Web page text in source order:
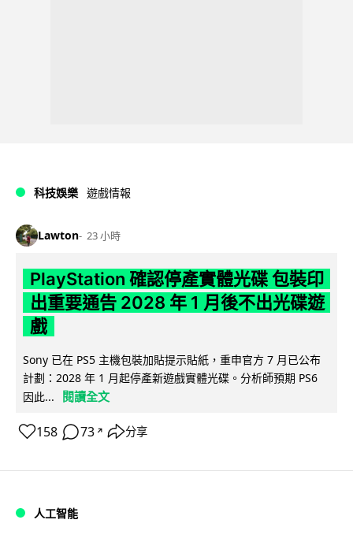
科技娛樂 遊戲情報
Lawton 23 小時
PlayStation 確認停產實體光碟 包裝印
出重要通告 2028 年 1 月後不出光碟遊
戲
Sony 已在 PS5 主機包裝加貼提示貼紙，重申官方 7 月已公布
計劃：2028 年 1 月起停產新遊戲實體光碟。分析師預期 PS6
因此...
閱讀全文
158 73 ↗ 分享
人工智能